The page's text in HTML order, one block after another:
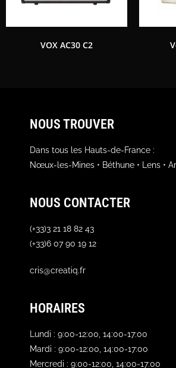
VOX AC30 C2
NOUS TROUVER
Dans tous les Hauts-de-France :
Nœux-les-Mines • Béthune • Lens •
NOUS CONTACTER
(+33)3 21 18 82 43
(+33)6 07 90 19 12
cris@creatiq.fr
HORAIRES
Lundi : 9:00-12:00, 14:00-17:00
Mardi : 9:00-12:00, 14:00-17:00
Mercredi : 9:00-12:00, 14:00-17:00